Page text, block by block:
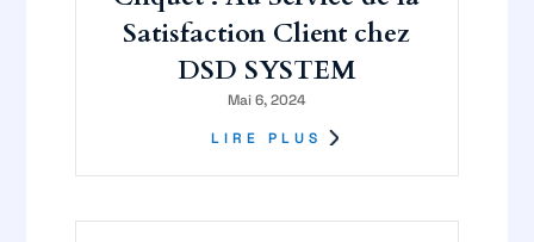
Satisfaction Client chez
DSD SYSTEM
Mai 6, 2024
LIRE PLUS